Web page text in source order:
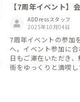
【7周年イベント】
て、小田原の旅を楽
ADDressスタッフ
2025年10月04日
7周年イベントの参加
へ。イベント参加に
日もご滞在いただき
街をゆっくりと満喫